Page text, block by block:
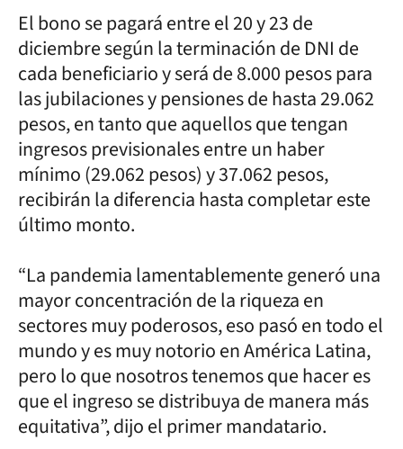
El bono se pagará entre el 20 y 23 de
diciembre según la terminación de DNI de
cada beneficiario y será de 8.000 pesos para
las jubilaciones y pensiones de hasta 29.062
pesos, en tanto que aquellos que tengan
ingresos previsionales entre un haber
mínimo (29.062 pesos) y 37.062 pesos,
recibirán la diferencia hasta completar este
último monto.
“La pandemia lamentablemente generó una
mayor concentración de la riqueza en
sectores muy poderosos, eso pasó en todo el
mundo y es muy notorio en América Latina,
pero lo que nosotros tenemos que hacer es
que el ingreso se distribuya de manera más
equitativa”, dijo el primer mandatario.